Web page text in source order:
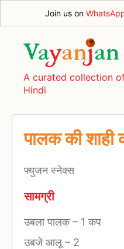
Join us on
A curated collection
Hindi
पालक की शाही
फ्युजन स्नेक्स
सामग्री
उबला पालक– 1 कप
उबजे आलू – 2